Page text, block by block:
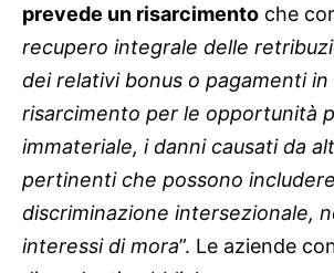
prevede un risarcimento che
recupero integrale delle
dei relativi bonus o pagamenti in
risarcimento per le opportunità
immateriale, i danni causati da
pertinenti che possono
discriminazione intersezionale,
interessi di mora”. Le aziende